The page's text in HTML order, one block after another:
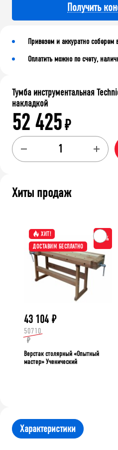
Получить
Привезем и аккуратно соберем
Оплатить можно по счету,
Тумба инструментальная
накладкой
52 425₽
Хиты продаж
ХИТ!
ДОСТАВИМ БЕСПЛАТНО
-15%
43 104 ₽
50710
₽
Верстак столярный «Опытный
мастер» Ученический
Характеристики